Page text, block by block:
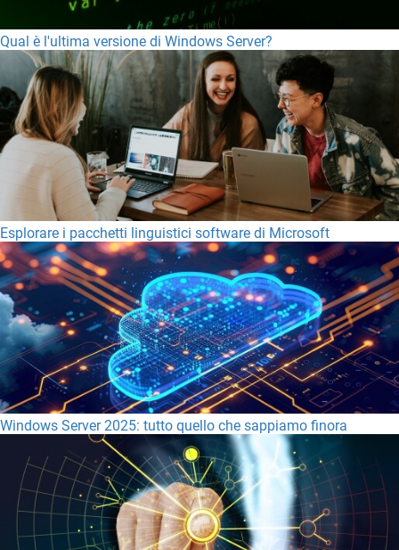
Qual è l'ultima versione di Windows Server?
Esplorare i pacchetti linguistici software di Microsoft
Windows Server 2025: tutto quello che sappiamo finora